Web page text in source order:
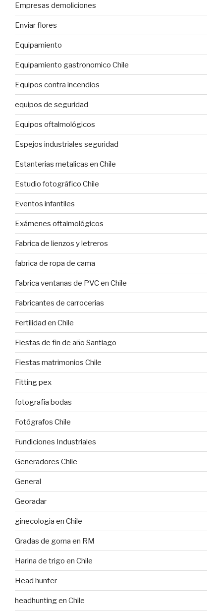
Empresas demoliciones
Enviar flores
Equipamiento
Equipamiento gastronomico Chile
Equipos contra incendios
equipos de seguridad
Equipos oftalmológicos
Espejos industriales seguridad
Estanterias metalicas en Chile
Estudio fotográfico Chile
Eventos infantiles
Exámenes oftalmológicos
Fabrica de lienzos y letreros
fabrica de ropa de cama
Fabrica ventanas de PVC en Chile
Fabricantes de carrocerias
Fertilidad en Chile
Fiestas de fin de año Santiago
Fiestas matrimonios Chile
Fitting pex
fotografia bodas
Fotógrafos Chile
Fundiciones Industriales
Generadores Chile
General
Georadar
ginecologia en Chile
Gradas de goma en RM
Harina de trigo en Chile
Head hunter
headhunting en Chile